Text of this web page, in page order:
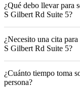
¿Qué debo llevar para
S Gilbert Rd Suite 5?
¿Necesito una cita
S Gilbert Rd Suite 5?
¿Cuánto tiempo toma
persona?